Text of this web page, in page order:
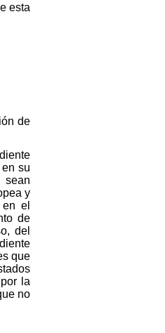
esta
de
su
sean
y
el
de
del
que
la
no